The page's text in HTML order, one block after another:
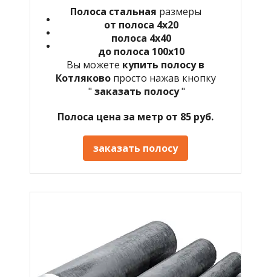
Полоса стальная размеры
от полоса 4х20
полоса 4х40
до полоса 100х10
Вы можете купить полосу в
Котляково просто нажав кнопку
" заказать полосу"
Полоса цена за метр от 85 руб.
заказать полосу